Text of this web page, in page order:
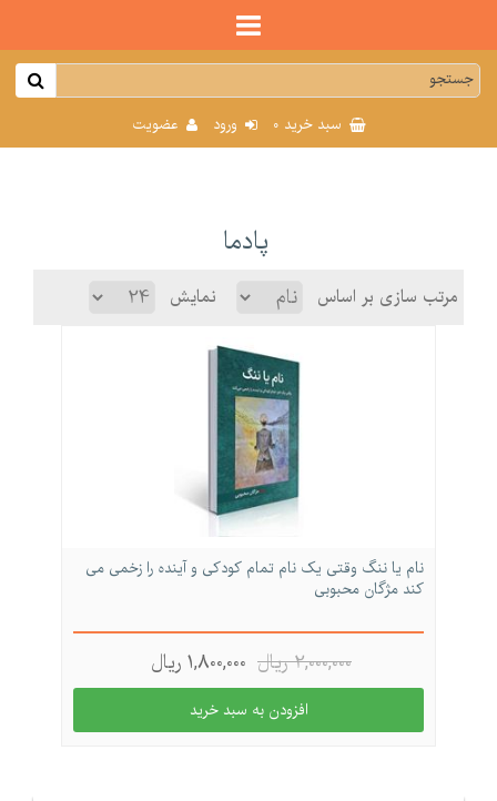
سبد خرید 0 ورود عضویت
پادما
مرتب سازی بر اساس نمایش
نام یا ننگ وقتی یک نام تمام کودکی و آینده را زخمی می
کند مژگان محبوبی
2,000,000 ريال 1,800,000 ريال